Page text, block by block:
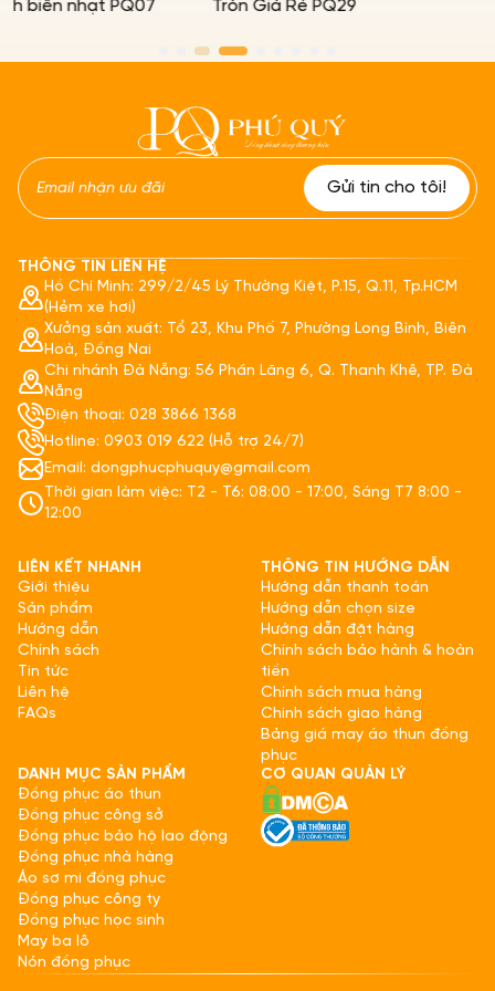
Tròn Giá Rẻ PQ29
THÔNG TIN LIÊN HỆ
Hồ Chí Minh: 299/2/45 Lý Thường Kiệt, P.15, Q.11, Tp.HCM
(Hẻm xe hơi)
Xưởng sản xuất: Tổ 23, Khu Phố 7, Phường Long Bình, Biên
Hoà, Đồng Nai
Chi nhánh Đà Nẵng: 56 Phần Lăng 6, Q. Thanh Khê, TP. Đà
Nẵng
Điện thoại: 028 3866 1368
Hotline: 0903 019 622 (Hỗ trợ 24/7)
Email: dongphucphuquy@gmail.com
Thời gian làm việc: T2 - T6: 08:00 - 17:00, Sáng T7 8:00 -
12:00
LIÊN KẾT NHANH
Giới thiệu
Sản phẩm
Hướng dẫn
Chính sách
Tin tức
Liên hệ
FAQs
THÔNG TIN HƯỚNG DẪN
Hướng dẫn thanh toán
Hướng dẫn chọn size
Hướng dẫn đặt hàng
Chính sách bảo hành & hoàn
tiền
Chính sách mua hàng
Chính sách giao hàng
Bảng giá may áo thun đồng
phục
DANH MỤC SẢN PHẨM
Đồng phục áo thun
Đồng phục công sở
Đồng phục bảo hộ lao động
Đồng phục nhà hàng
Áo sơ mi đồng phục
Đồng phục công ty
Đồng phục học sinh
May ba lô
Nón đồng phục
CƠ QUAN QUẢN LÝ